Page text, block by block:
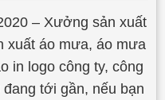
– Xưởng sản xuất
xuất áo mưa, áo mưa
in logo công ty, công
tới gần, nếu bạn